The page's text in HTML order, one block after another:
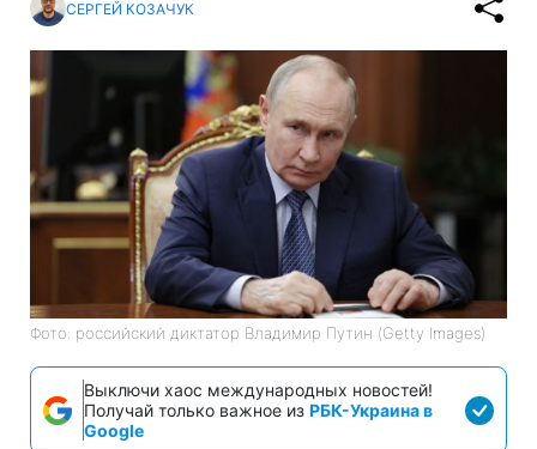
СЕРГЕЙ КОЗАЧУК
Фото: российский диктатор Владимир Путин (Getty Images)
Выключи хаос международных новостей!
Получай только важное из РБК-Украина в
Google